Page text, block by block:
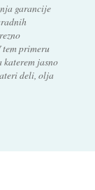
garancije
primeru
katerem jasno
deli, olja